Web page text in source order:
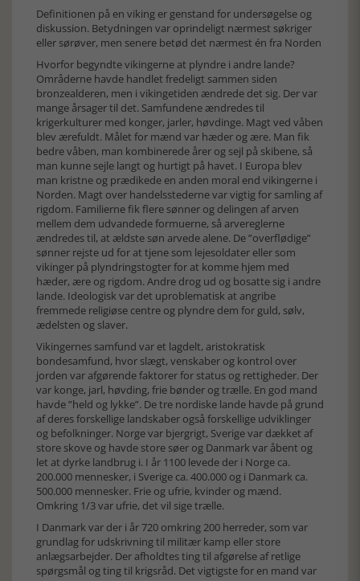
Definitionen på en viking er genstand for undersøgelse og
diskussion. Betydningen var oprindeligt nærmest søkriger
eller sørøver, men senere betød det nærmest én fra Norden
Hvorfor begyndte vikingerne at plyndre i andre lande?
Områderne havde handlet fredeligt sammen siden
bronzealderen, men i vikingetiden ændrede det sig. Der var
mange årsager til det. Samfundene ændredes til
krigerkulturer med konger, jarler, høvdinge. Magt ved våben
blev ærefuldt. Målet for mænd var hæder og ære. Man fik
bedre våben, man kombinerede årer og sejl på skibene, så
man kunne sejle langt og hurtigt på havet. I Europa blev
man kristne og prædikede en anden moral end vikingerne i
Norden. Magt over handelsstederne var vigtig for samling af
rigdom. Familierne fik flere sønner og delingen af arven
mellem dem udvandede formuerne, så arvereglerne
ændredes til, at ældste søn arvede alene. De ”overflødige”
sønner rejste ud for at tjene som lejesoldater eller som
vikinger på plyndringstogter for at komme hjem med
hæder, ære og rigdom. Andre drog ud og bosatte sig i andre
lande. Ideologisk var det uproblematisk at angribe
fremmede religiøse centre og plyndre dem for guld, sølv,
ædelsten og slaver.
Vikingernes samfund var et lagdelt, aristokratisk
bondesamfund, hvor slægt, venskaber og kontrol over
jorden var afgørende faktorer for status og rettigheder. Der
var konge, jarl, høvding, frie bønder og trælle. En god mand
havde ”held og lykke”. De tre nordiske lande havde på grund
af deres forskellige landskaber også forskellige udviklinger
og befolkninger. Norge var bjergrigt, Sverige var dækket af
store skove og havde store søer og Danmark var åbent og
let at dyrke landbrug i. I år 1100 levede der i Norge ca.
200.000 mennesker, i Sverige ca. 400.000 og i Danmark ca.
500.000 mennesker. Frie og ufrie, kvinder og mænd.
Omkring 1/3 var ufrie, det vil sige trælle.
I Danmark var der i år 720 omkring 200 herreder, som var
grundlag for udskrivning til militær kamp eller store
anlægsarbejder. Der afholdtes ting til afgørelse af retlige
spørgsmål og ting til krigsråd. Det vigtigste for en mand var